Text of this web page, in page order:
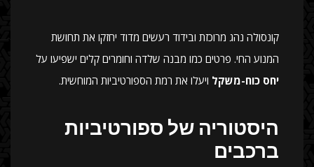
קונסולה נהג מרוכזת ובידוד רעשים מדוד יחזקו את תחושת
המנוע החי. פרטים כמו מבנה שלדה וחומרים קלים ישפיעו על
יחס כוח-משקל ויעלו את רמת הספורטיביות המוחשית.
היסטוריה של ספורטיביות
ברכבים